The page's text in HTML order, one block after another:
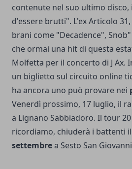
contenute nel suo ultimo
d'essere brutti". L'ex Articolo
brani come "Decadence",
che ormai una hit di questa
Molfetta per il concerto di J Ax.
un biglietto sul circuito online
ha ancora uno può provare nei
Venerdì prossimo, 17 luglio, il
a Lignano Sabbiadoro. Il tour
ricordiamo, chiuderà i battenti
settembrea Sesto San